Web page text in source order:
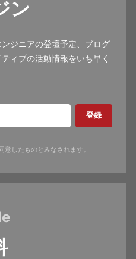
ン
ジニアの登壇予定、ブログ
ィブの活動情報をいち早く
登録
意したものとみなされます。